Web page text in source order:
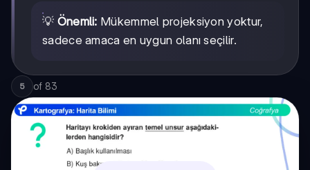
💡 Önemli: Mükemmel projeksiyon yoktur,
sadece amaca en uygun olanı seçilir.
5 of 83